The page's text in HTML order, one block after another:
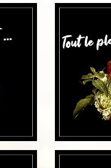
DÉCOUVRIR